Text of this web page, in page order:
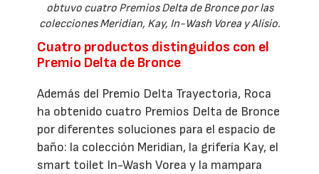
obtuvo cuatro Premios Delta de Bronce por las
colecciones Meridian, Kay, In-Wash Vorea y Alisio.
Cuatro productos distinguidos con el
Premio Delta de Bronce
Además del Premio Delta Trayectoria, Roca
ha obtenido cuatro Premios Delta de Bronce
por diferentes soluciones para el espacio de
baño: la colección Meridian, la grifería Kay, el
smart toilet In-Wash Vorea y la mampara